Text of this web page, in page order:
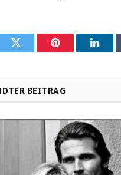
Twitter Pinterest
BEITRAG